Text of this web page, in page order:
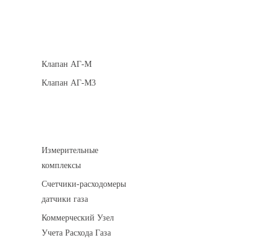
Клапан АГ-М
Клапан АГ-М3
Измерительные
комплексы
Счетчики-расходомеры
датчики газа
Коммерческий Узел
Учета Расхода Газа